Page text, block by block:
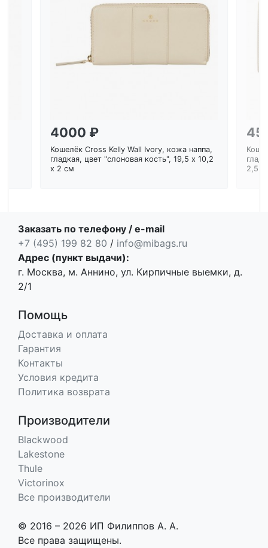
4000 ₽
Кошелёк Cross Kelly Wall Ivory, кожа наппа,
гладкая, цвет "слоновая кость", 19,5 x 10,2
x 2 см
2,5
Заказать по телефону / e-mail
+7 (495) 199 82 80 / info@mibags.ru
Адрес (пункт выдачи):
г. Москва, м. Аннино, ул. Кирпичные выемки, д.
2/1
Помощь
Доставка и оплата
Гарантия
Контакты
Условия кредита
Политика возврата
Производители
Blackwood
Lakestone
Thule
Victorinox
Все производители
© 2016 – 2026 ИП Филиппов А. А.
Все права защищены.